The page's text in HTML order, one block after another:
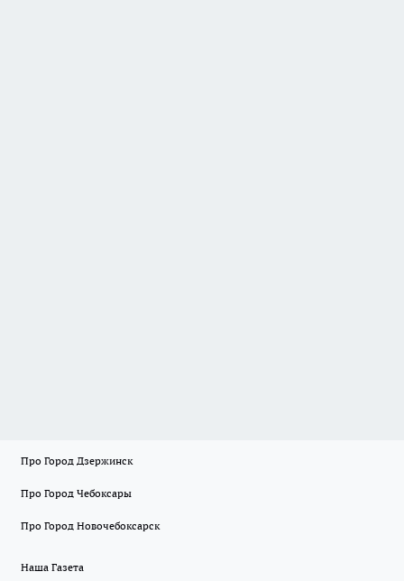
Про Город Дзержинск
Про Город Чебоксары
Про Город Новочебоксарск
Наша Газета